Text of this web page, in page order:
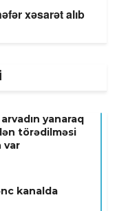
xəsarət alıb
yanaraq
törədilməsi
var
kanalda